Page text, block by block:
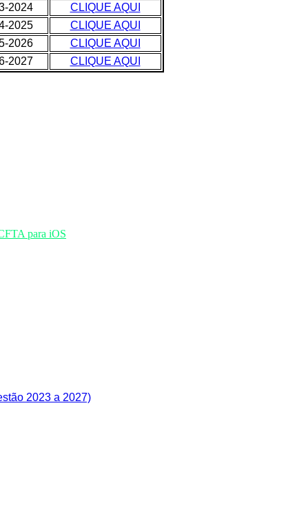
2024
CLIQUE AQUI
2025
CLIQUE AQUI
2026
CLIQUE AQUI
2027 CLIQUE AQUI
2023 a 2027)